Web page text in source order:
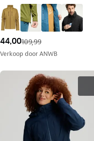
44,00109,99
Verkoop doorANWB